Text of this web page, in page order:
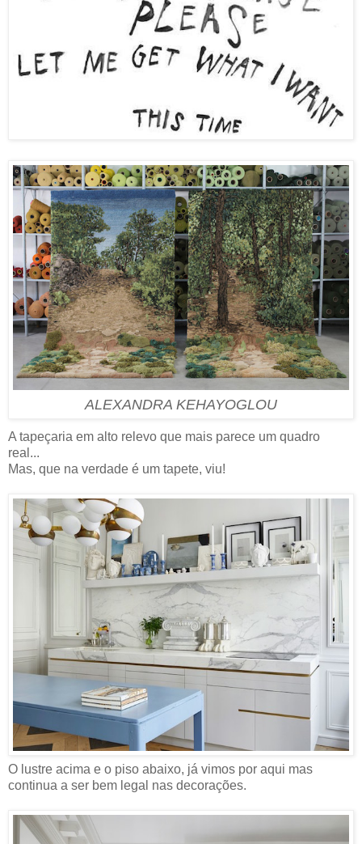
ALEXANDRA KEHAYOGLOU
A tapeçaria em alto relevo que mais parece um quadro
real...
Mas, que na verdade é um tapete, viu!
O lustre acima e o piso abaixo, já vimos por aqui mas
continua a ser bem legal nas decorações.